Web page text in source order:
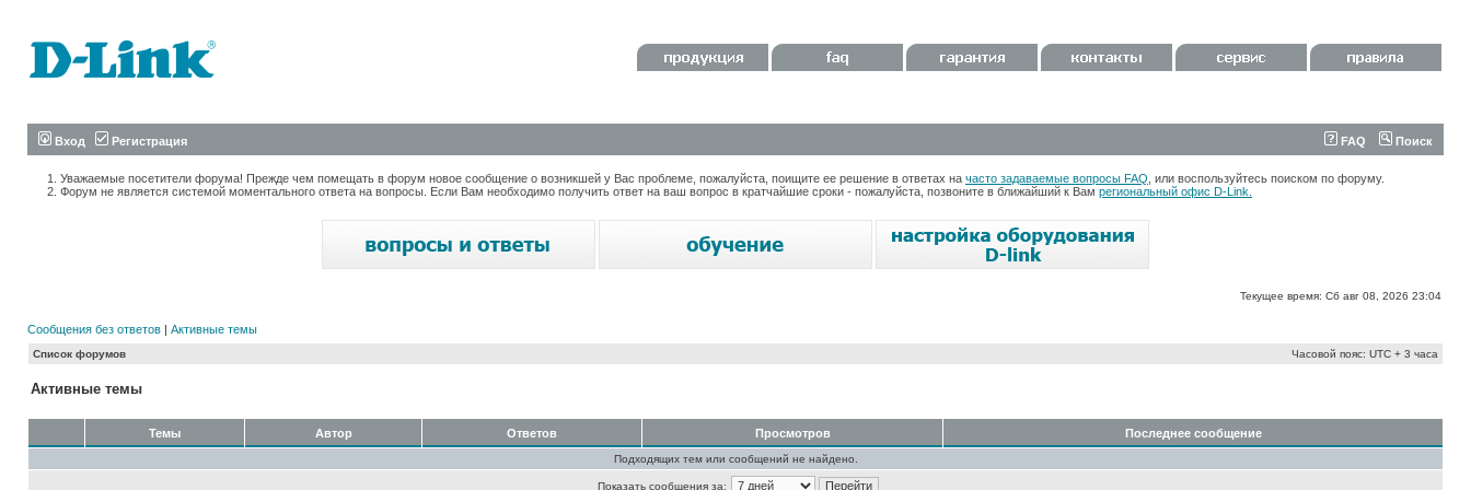
Вход Регистрация FAQ Поиск
Уважаемые посетители форума! Прежде чем помещать в форум новое сообщение о возникшей у Вас проблеме, пожалуйста, поищите ее решение в ответах на часто задаваемые вопросы FAQ , или воспользуйтесь поиском по форуму.
Форум не является системой моментального ответа на вопросы. Если Вам необходимо получить ответ на ваш вопрос в кратчайшие сроки - пожалуйста, позвоните в ближайший к Вам региональный офис D-Link.
Текущее время: Сб авг 08, 2026 23:04
Сообщения без ответов | Активные темы
Список форумов Часовой пояс: UTC + 3 часа
Активные темы
Темы Автор Ответов Просмотров Последнее сообщение
Подходящих тем или сообщений не найдено.
Показать сообщения за: